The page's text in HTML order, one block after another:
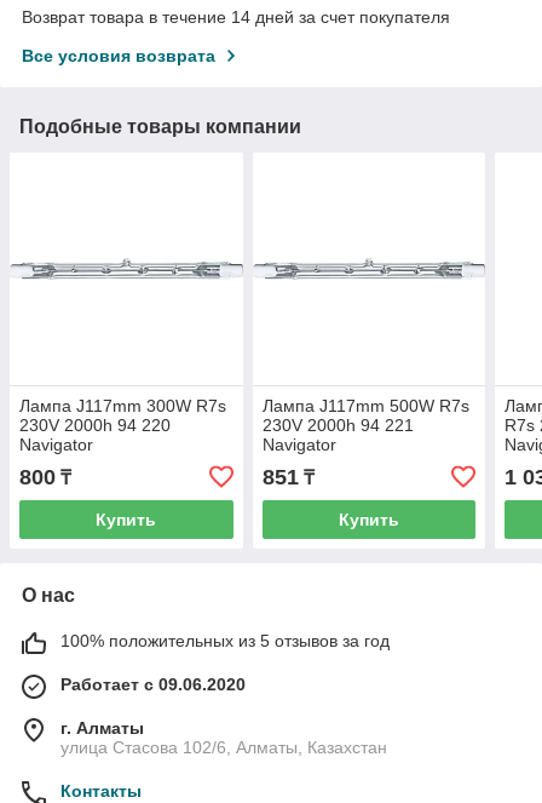
Возврат товара в течение 14 дней за счет покупателя
Все условия возврата
Подобные товары компании
Лампа J117mm 300W R7s
230V 2000h 94 220
Navigator
800 ₸
Купить
Лампа J117mm 500W R7s
230V 2000h 94 221
Navigator
851₸
Купить
R7s
1
О нас
100% положительных из 5 отзывов за год
Работает с 09.06.2020
г. Алматы
улица Стасова 102/6, Алматы, Казахстан
Контакты